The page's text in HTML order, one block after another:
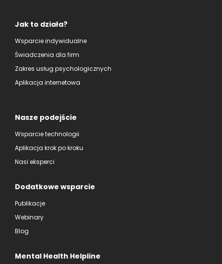
Jak to działa?
Wsparcie indywidualne
Świadczenia dla firm
Zakres usług psychologicznych
Aplikacja internetowa
Nasze podejście
Wsparcie technologii
Aplikacja krok po kroku
Nasi eksperci
Dodatkowe wsparcie
Publikacje
Webinary
Blog
Mental Health Helpline